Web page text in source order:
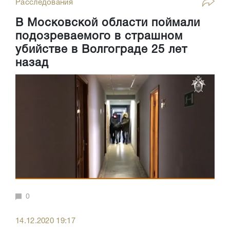
Расследования
В Московской области поймали
подозреваемого в страшном
убийстве в Волгограде 25 лет
назад
0
14.12.2020 19:17